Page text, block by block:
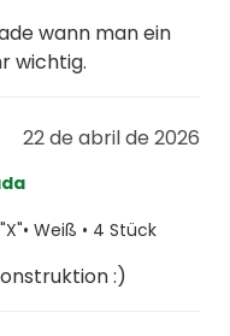
wann man ein
wichtig.
22 de abril de 2026
Weiß • 4 Stück
:)